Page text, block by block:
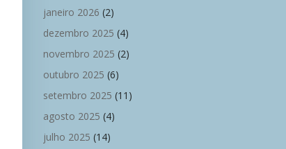
janeiro 2026 (2)
dezembro 2025 (4)
novembro 2025 (2)
outubro 2025 (6)
setembro 2025 (11)
agosto 2025 (4)
julho 2025 (14)